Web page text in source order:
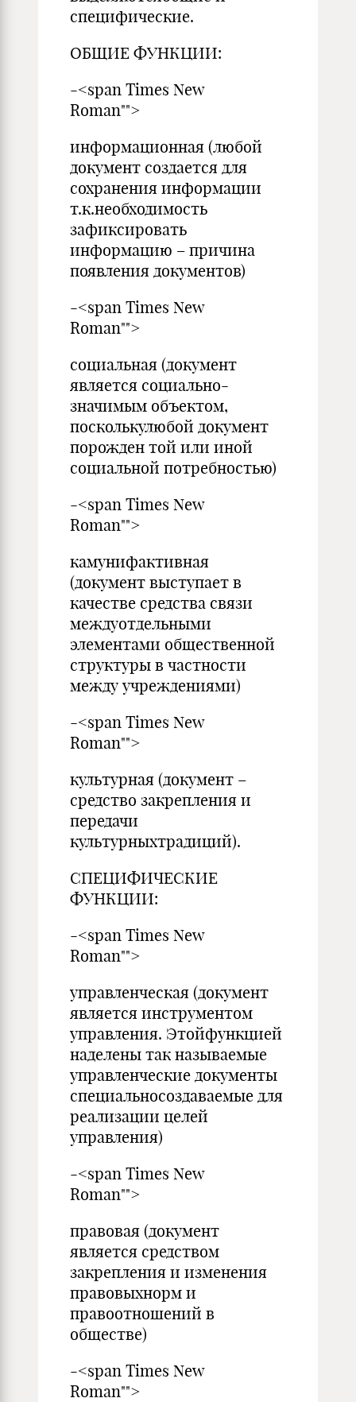
специфические.
ОБЩИЕ ФУНКЦИИ:
-<span Times New
Roman"">
информационная (любой
документ создается для
сохранения информации
т.к.необходимость
зафиксировать
информацию – причина
появления документов)
-<span Times New
Roman"">
социальная (документ
является социально-
значимым объектом,
посколькулюбой документ
порожден той или иной
социальной потребностью)
-<span Times New
Roman"">
камунифактивная
(документ выступает в
качестве средства связи
междуотдельными
элементами общественной
структуры в частности
между учреждениями)
-<span Times New
Roman"">
культурная (документ –
средство закрепления и
передачи
культурныхтрадиций).
СПЕЦИФИЧЕСКИЕ
ФУНКЦИИ:
-<span Times New
Roman"">
управленческая (документ
является инструментом
управления. Этойфункцией
наделены так называемые
управленческие документы
специальносоздаваемые для
реализации целей
управления)
-<span Times New
Roman"">
правовая (документ
является средством
закрепления и изменения
правовыхнорм и
правоотношений в
обществе)
-<span Times New
Roman"">